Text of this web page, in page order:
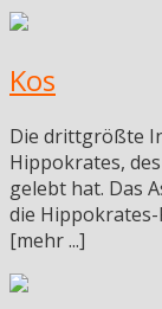
Kos
Die drittgrößte
Hippokrates,
gelebt hat. Das
die
[mehr ...]